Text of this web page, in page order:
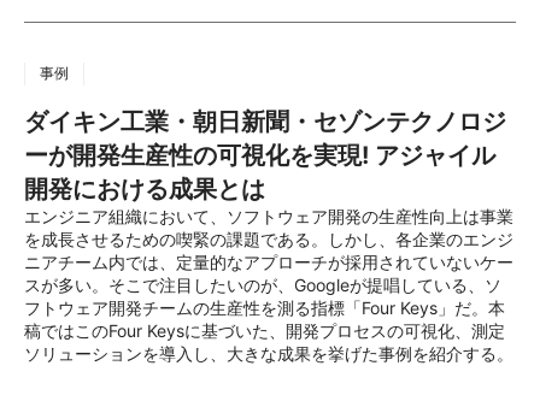
事例
ダイキン工業・朝日新聞・セゾンテクノロジ
ーが開発生産性の可視化を実現! アジャイル
開発における成果とは
エンジニア組織において、ソフトウェア開発の生産性向上は事業
を成長させるための喫緊の課題である。しかし、各企業のエンジ
ニアチーム内では、定量的なアプローチが採用されていないケー
スが多い。そこで注目したいのが、Googleが提唱している、ソ
フトウェア開発チームの生産性を測る指標「Four Keys」だ。本
稿ではこのFour Keysに基づいた、開発プロセスの可視化、測定
ソリューションを導入し、大きな成果を挙げた事例を紹介する。